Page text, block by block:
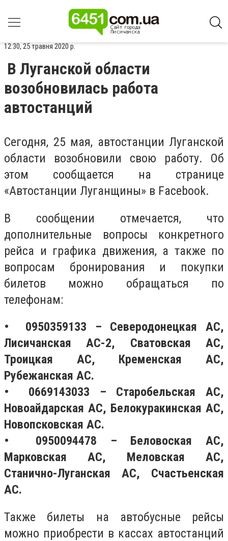
12:30, 25 травня 2020 р.
В Луганской области
возобновилась работа
автостанций
Сегодня, 25 мая, автостанции Луганской
области возобновили свою работу. Об
этом сообщается на странице
«Автостанции Луганщины» в Facebook.
В сообщении отмечается, что
дополнительные вопросы конкретного
рейса и графика движения, а также по
вопросам бронирования и покупки
билетов можно обращаться по
телефонам:
• 0950359133 – Северодонецкая АС,
Лисичанская АС-2, Сватовская АС,
Троицкая АС, Кременская АС,
Рубежанская АС.
• 0669143033 – Старобельская АС,
Новоайдарская АС, Белокуракинская АС,
Новопсковская АС.
• 0950094478 – Беловоская АС,
Марковская АС, Меловская АС,
Станично-Луганская АС, Счастьенская
АС.
Также билеты на автобусные рейсы
можно приобрести в кассах автостанций